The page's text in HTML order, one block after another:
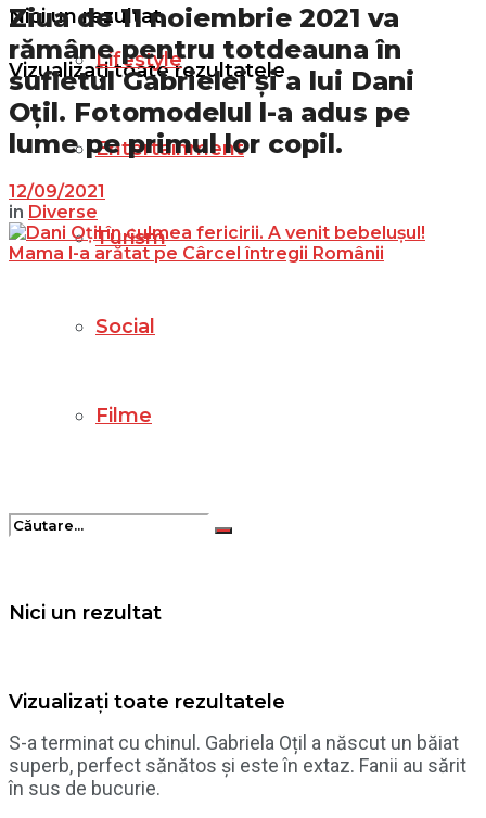
Nici un rezultat
Vizualizați toate rezultatele
Lifestyle
Entertainment
Turism
Social
Filme
Nici un rezultat
Vizualizați toate rezultatele
Ziua de 11 noiembrie 2021 va
rămâne pentru totdeauna în
sufletul Gabrielei și a lui Dani
Oțil. Fotomodelul l-a adus pe
lume pe primul lor copil.
12/09/2021
in Diverse
S-a terminat cu chinul. Gabriela Oțil a născut un băiat
superb, perfect sănătos și este în extaz. Fanii au sărit
în sus de bucurie.